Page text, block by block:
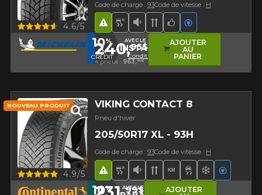
Code de charge : 93Code de vitesse : H
Pneu neige et glace
Faible niveau sonore
Bande de roulement
Choix de l'équipe
Hasard routier Véhicules
Aperçu 4.6/5
10%
EN
CRÉDIT
AVEC LE CODE
INSTALL10
Conditions
240,95$
4 pneus : 963,80$
AJOUTER
AU
PANIER
VIKING CONTACT 8
Pneu d'hiver
205/50R17 XL - 93H
Code de charge : 93Code de vitesse : H
Pneu neige et glace
Faible niveau sonore
Bande de roulement
Haut kilométrage
Supérieur sur
Hasard routier Supérieur
Aperçu 4.9/5
NOUVEAU PRODUIT
10% AVEC LE CODE
99$
AJOUTER